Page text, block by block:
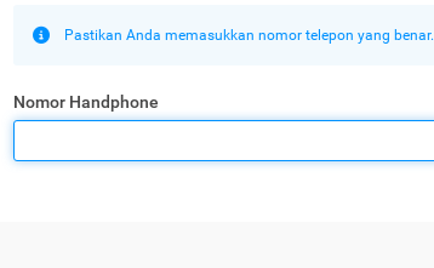
Pastikan Anda memasukkan nomor telepon yang benar.
Nomor Handphone